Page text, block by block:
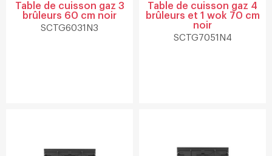
Table de cuisson gaz 3
brûleurs 60 cm noir
SCTG6031N3
Table de cuisson gaz 4
brûleurs et 1 wok 70 cm
noir
SCTG7051N4